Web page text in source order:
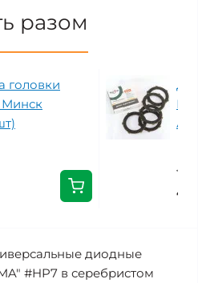
разом
головки
Минск
483
диодные
#HP7 в серебристом